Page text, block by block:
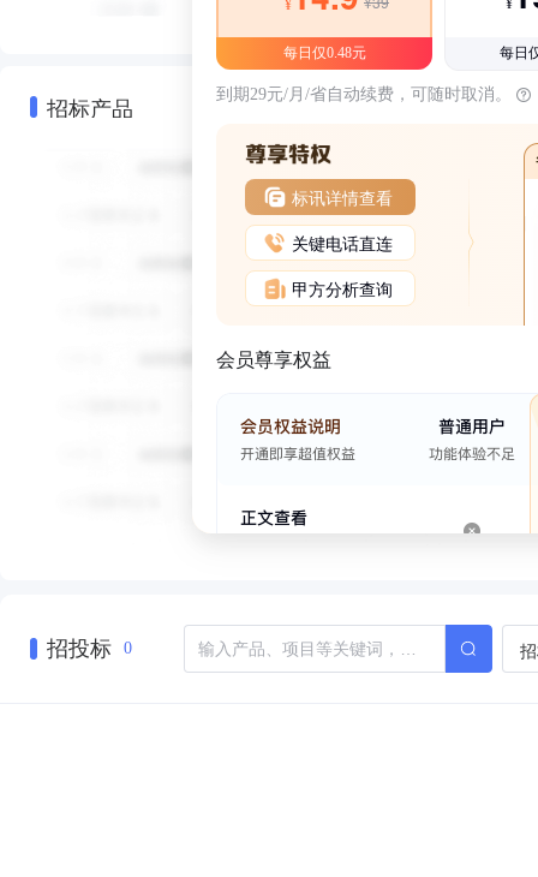
招标产品
¥
每日仅0.48元
¥
每日
到期29元/月/省自动续费，可随时取消。
标讯详情查看
关键电话直连
甲方分析查询
会员尊享权益
招投标 0